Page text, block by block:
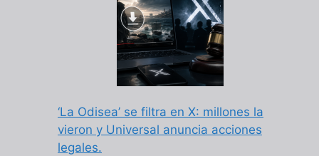
‘La Odisea’ se filtra en X: millones la
vieron y Universal anuncia acciones
legales.